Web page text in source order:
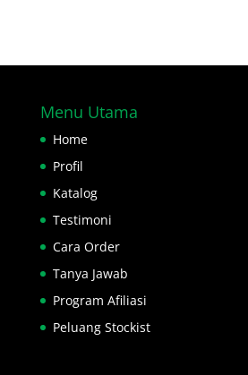
Menu Utama
Home
Profil
Katalog
Testimoni
Cara Order
Tanya Jawab
Program Afiliasi
Peluang Stockist